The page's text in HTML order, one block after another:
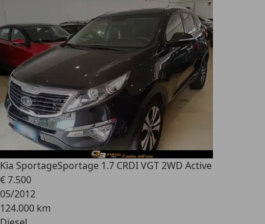
Kia SportageSportage 1.7 CRDI VGT 2WD Active
€ 7.500
05/2012
124.000 km